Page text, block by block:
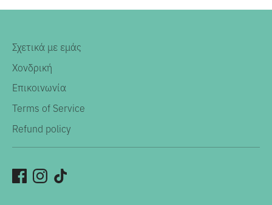
Σχετικά με εμάς
Χονδρική
Επικοινωνία
Terms of Service
Refund policy